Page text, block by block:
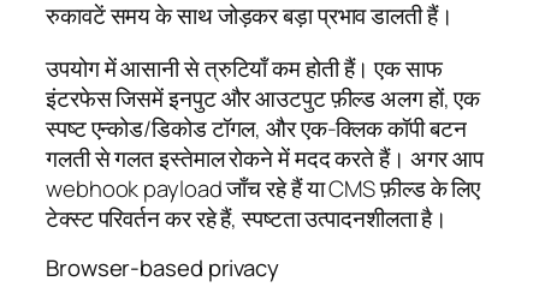
रुकावटें समय के साथ जोड़कर बड़ा प्रभाव डालती हैं।
उपयोग में आसानी से त्रुटियाँ कम होती हैं। एक साफ
इंटरफेस जिसमें इनपुट और आउटपुट फ़ील्ड अलग हों, एक
स्पष्ट एन्कोड/डिकोड टॉगल, और एक-क्लिक कॉपी बटन
गलती से गलत इस्तेमाल रोकने में मदद करते हैं। अगर आप
webhook payload जाँच रहे हैं या CMS फ़ील्ड के लिए
टेक्स्ट परिवर्तन कर रहे हैं, स्पष्टता उत्पादनशीलता है।
Browser-based privacy